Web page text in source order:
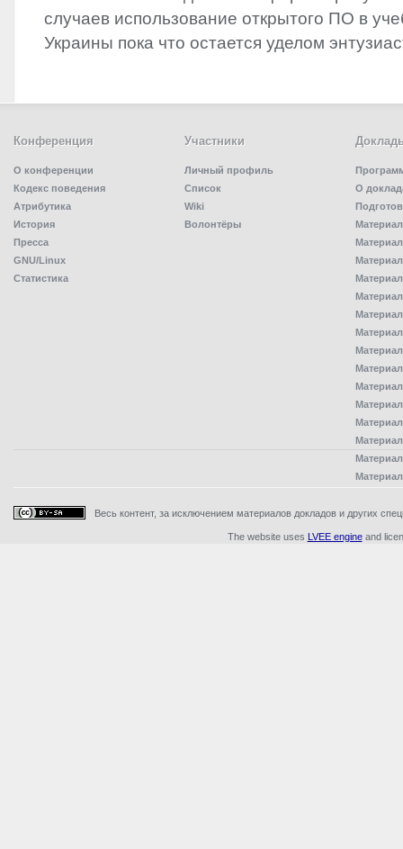
случаев использование открытого ПО в
Украины пока что остается уделом
Конференция
О конференции
Кодекс поведения
Атрибутика
История
Пресса
GNU/Linux
Статистика
Участники
Личный профиль
Список
Wiki
Волонтёры
О
Весь контент, за исключением материалов докладов и других
The website uses LVEE engineand